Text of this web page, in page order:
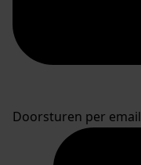
Doorsturen per email